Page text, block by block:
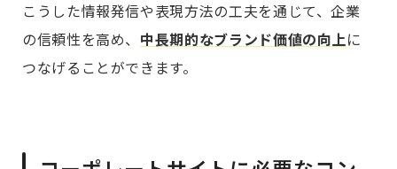
こうした情報発信や表現方法の工夫を通じて、企業
の信頼性を高め、 中長期的なブランド価値の向上に
つなげることができます。